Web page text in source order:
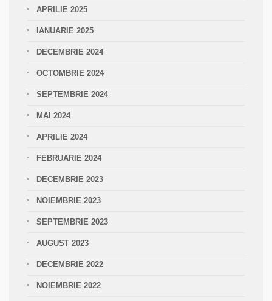
APRILIE 2025
IANUARIE 2025
DECEMBRIE 2024
OCTOMBRIE 2024
SEPTEMBRIE 2024
MAI 2024
APRILIE 2024
FEBRUARIE 2024
DECEMBRIE 2023
NOIEMBRIE 2023
SEPTEMBRIE 2023
AUGUST 2023
DECEMBRIE 2022
NOIEMBRIE 2022